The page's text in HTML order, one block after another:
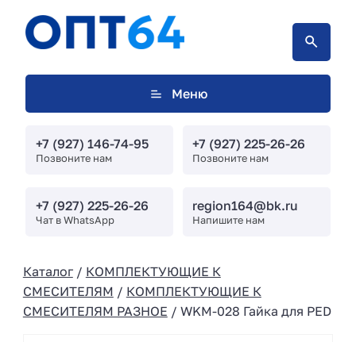
Меню
+7 (927) 146-74-95
Позвоните нам
+7 (927) 225-26-26
Позвоните нам
+7 (927) 225-26-26
Чат в WhatsApp
region164@bk.ru
Напишите нам
Каталог/ КОМПЛЕКТУЮЩИЕ К
СМЕСИТЕЛЯМ / КОМПЛЕКТУЮЩИЕ К
СМЕСИТЕЛЯМ РАЗНОЕ / WKM-028 Гайка для PED